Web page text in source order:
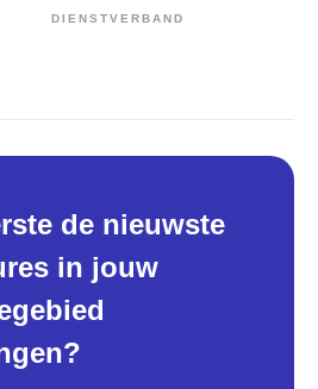
DIENSTVERBAND
de nieuwste
in jouw